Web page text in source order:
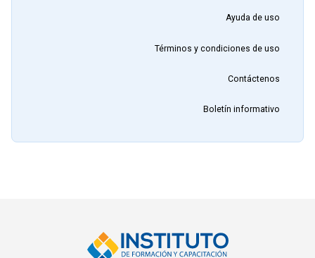
Ayuda de uso
Términos y condiciones de uso
Contáctenos
Boletín informativo